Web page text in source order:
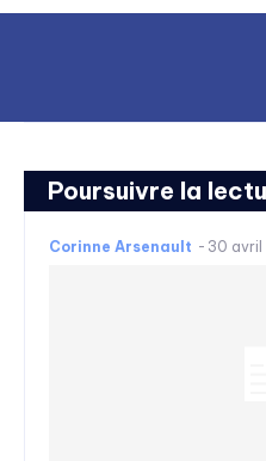
Poursuivre la
Corinne Arsenault - 30 avril